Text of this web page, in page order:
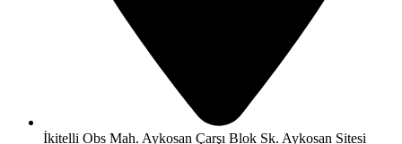
İkitelli Obs Mah. Aykosan Çarşı Blok Sk. Aykosan Sitesi